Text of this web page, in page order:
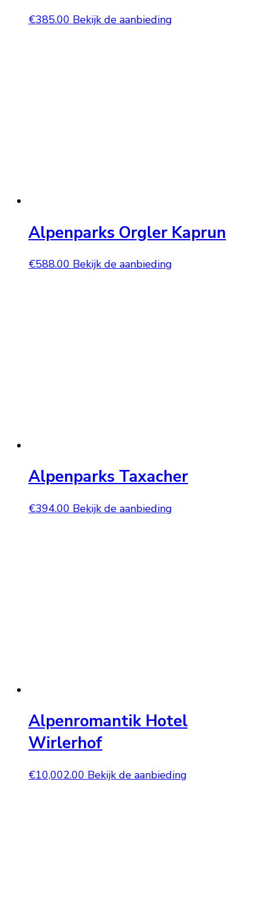
€385.00 Bekijk de aanbieding
Alpenparks Orgler Kaprun
€588.00 Bekijk de aanbieding
Alpenparks Taxacher
€394.00 Bekijk de aanbieding
Alpenromantik Hotel
Wirlerhof
€10,002.00 Bekijk de aanbieding